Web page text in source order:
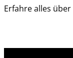
Erfahre alles über